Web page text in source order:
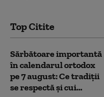
Top Citite
Sărbătoare importantă
în calendarul ortodox
pe 7 august: Ce tradiții
se respectă și cui...